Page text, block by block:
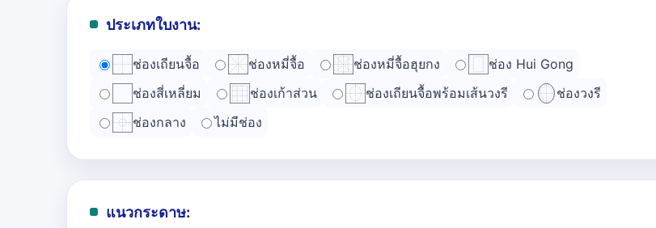
ประเภทใบงาน:
ช่องเถียนจื้อ ช่องหมี่จื้อ ช่องหมี่จื้อฮุยกง
ช่อง Hui Gong
ช่องสี่เหลี่ยม
ช่องเก้าส่วน ช่องเถียนจื้อพร้อมเส้นวงรี
ช่องวงรี
ช่องกลาง
ไม่มีช่อง
แนวกระดาษ: